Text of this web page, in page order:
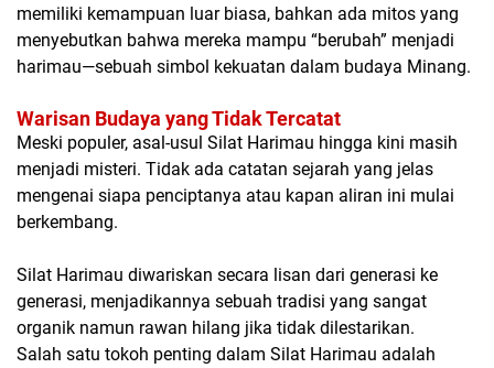
memiliki kemampuan luar biasa, bahkan ada mitos yang
menyebutkan bahwa mereka mampu “berubah” menjadi
harimau—sebuah simbol kekuatan dalam budaya Minang.
Warisan Budaya yang Tidak Tercatat
Meski populer, asal-usul Silat Harimau hingga kini masih
menjadi misteri. Tidak ada catatan sejarah yang jelas
mengenai siapa penciptanya atau kapan aliran ini mulai
berkembang.
Silat Harimau diwariskan secara lisan dari generasi ke
generasi, menjadikannya sebuah tradisi yang sangat
organik namun rawan hilang jika tidak dilestarikan.
Salah satu tokoh penting dalam Silat Harimau adalah